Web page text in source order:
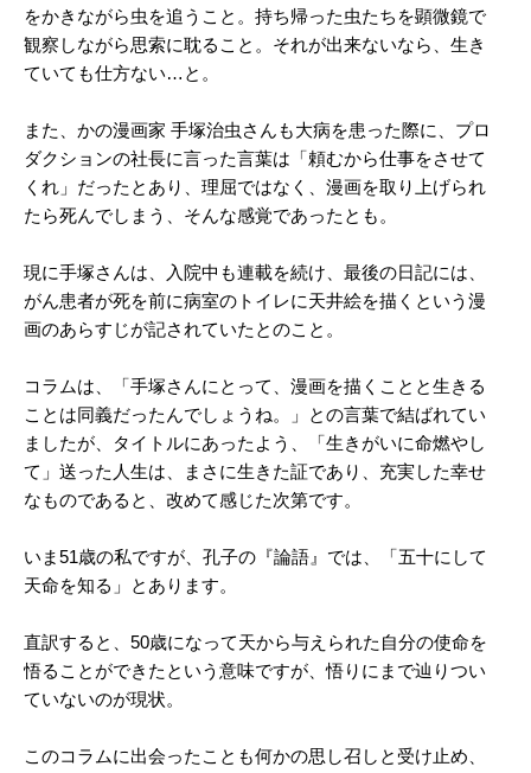
をかきながら虫を追うこと。持ち帰った虫たちを顕微鏡で
観察しながら思索に耽ること。それが出来ないなら、生き
ていても仕方ない…と。
また、かの漫画家 手塚治虫さんも大病を患った際に、プロ
ダクションの社長に言った言葉は「頼むから仕事をさせて
くれ」だったとあり、理屈ではなく、漫画を取り上げられ
たら死んでしまう、そんな感覚であったとも。
現に手塚さんは、入院中も連載を続け、最後の日記には、
がん患者が死を前に病室のトイレに天井絵を描くという漫
画のあらすじが記されていたとのこと。
コラムは、「手塚さんにとって、漫画を描くことと生きる
ことは同義だったんでしょうね。」との言葉で結ばれてい
ましたが、タイトルにあったよう、「生きがいに命燃やし
て」送った人生は、まさに生きた証であり、充実した幸せ
なものであると、改めて感じた次第です。
いま51歳の私ですが、孔子の『論語』では、「五十にして
天命を知る」とあります。
直訳すると、50歳になって天から与えられた自分の使命を
悟ることができたという意味ですが、悟りにまで辿りつい
ていないのが現状。
このコラムに出会ったことも何かの思し召しと受け止め、